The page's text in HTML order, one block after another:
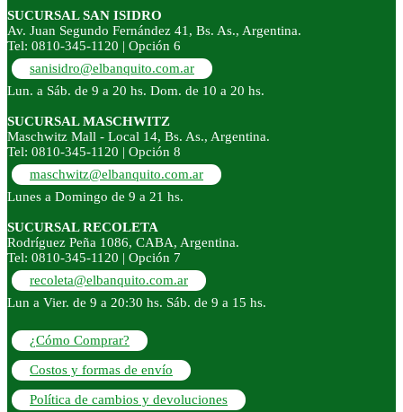
SUCURSAL SAN ISIDRO
Av. Juan Segundo Fernández 41, Bs. As., Argentina.
Tel: 0810-345-1120 | Opción 6
sanisidro@elbanquito.com.ar
Lun. a Sáb. de 9 a 20 hs. Dom. de 10 a 20 hs.
SUCURSAL MASCHWITZ
Maschwitz Mall - Local 14, Bs. As., Argentina.
Tel: 0810-345-1120 | Opción 8
maschwitz@elbanquito.com.ar
Lunes a Domingo de 9 a 21 hs.
SUCURSAL RECOLETA
Rodríguez Peña 1086, CABA, Argentina.
Tel: 0810-345-1120 | Opción 7
recoleta@elbanquito.com.ar
Lun a Vier. de 9 a 20:30 hs. Sáb. de 9 a 15 hs.
¿Cómo Comprar?
Costos y formas de envío
Política de cambios y devoluciones